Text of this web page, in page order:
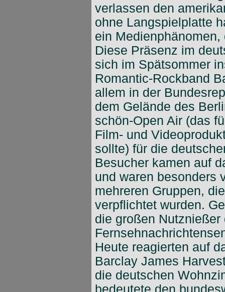
verlassen den
ohne Langspielplatte
ein
Diese Präsenz im
sich im Spätsommer
Romantic-Rockband
allem in der
dem Gelände des
schön-Open Air (das
Film- und
sollte) für die
Besucher kamen auf
und waren besonders
mehreren Gruppen,
verpflichtet wurden.
die großen
Heute reagierten auf
Barclay James
die deutschen
bedeutete den